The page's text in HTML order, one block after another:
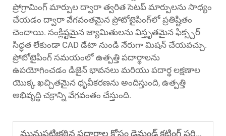
ప్రోగ్రామింగ్ మార్పుల ద్వారా త్వరిత సెటప్ మార్పులను సాధ్యం
చేయడం ద్వారా వేగవంతమైన ప్రోటోటైపింగ్‌లో ప్రతిష్టితం
చెందాయి. సంక్లిష్టమైన జ్యామితులను విస్తృతమైన ఫిక్స్చర్
సిద్ధత లేకుండా CAD డేటా నుండి నేరుగా మిషన్ చేయవచ్చు.
ప్రోటోటైపింగ్ సమయంలో ఉత్పత్తి పదార్థాలను
ఉపయోగించడం డిజైన్ భావనలు మరియు పదార్థ లక్షణాల
యొక్క ఖచ్చితమైన ధృవీకరణను అందిస్తుంది, ఉత్పత్తి
అభివృద్ధి చక్రాన్ని వేగవంతం చేస్తుంది.
మునుపటిఃకఠిన పదార్థాల కోసం డైమండ్ కటింగ్ పరికరాలను ఎందుకు ఎంచుకోవాలి?